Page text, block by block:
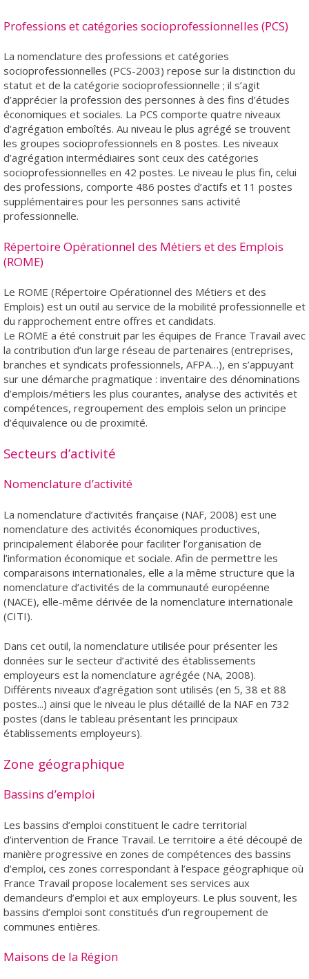
Professions et catégories socioprofessionnelles (PCS)
La nomenclature des professions et catégories
socioprofessionnelles (PCS-2003) repose sur la distinction du
statut et de la catégorie socioprofessionnelle ; il s’agit
d’apprécier la profession des personnes à des fins d’études
économiques et sociales. La PCS comporte quatre niveaux
d’agrégation emboîtés. Au niveau le plus agrégé se trouvent
les groupes socioprofessionnels en 8 postes. Les niveaux
d’agrégation intermédiaires sont ceux des catégories
socioprofessionnelles en 42 postes. Le niveau le plus fin, celui
des professions, comporte 486 postes d’actifs et 11 postes
supplémentaires pour les personnes sans activité
professionnelle.
Répertoire Opérationnel des Métiers et des Emplois
(ROME)
Le ROME (Répertoire Opérationnel des Métiers et des
Emplois) est un outil au service de la mobilité professionnelle et
du rapprochement entre offres et candidats.
Le ROME a été construit par les équipes de France Travail avec
la contribution d’un large réseau de partenaires (entreprises,
branches et syndicats professionnels, AFPA…), en s’appuyant
sur une démarche pragmatique : inventaire des dénominations
d’emplois/métiers les plus courantes, analyse des activités et
compétences, regroupement des emplois selon un principe
d’équivalence ou de proximité.
Secteurs d’activité
Nomenclature d’activité
La nomenclature d’activités française (NAF, 2008) est une
nomenclature des activités économiques productives,
principalement élaborée pour faciliter l’organisation de
l’information économique et sociale. Afin de permettre les
comparaisons internationales, elle a la même structure que la
nomenclature d’activités de la communauté européenne
(NACE), elle-même dérivée de la nomenclature internationale
(CITI).
Dans cet outil, la nomenclature utilisée pour présenter les
données sur le secteur d’activité des établissements
employeurs est la nomenclature agrégée (NA, 2008).
Différents niveaux d’agrégation sont utilisés (en 5, 38 et 88
postes...) ainsi que le niveau le plus détaillé de la NAF en 732
postes (dans le tableau présentant les principaux
établissements employeurs).
Zone géographique
Bassins d’emploi
Les bassins d’emploi constituent le cadre territorial
d’intervention de France Travail. Le territoire a été découpé de
manière progressive en zones de compétences des bassins
d’emploi, ces zones correspondant à l’espace géographique où
France Travail propose localement ses services aux
demandeurs d’emploi et aux employeurs. Le plus souvent, les
bassins d’emploi sont constitués d’un regroupement de
communes entières.
Maisons de la Région